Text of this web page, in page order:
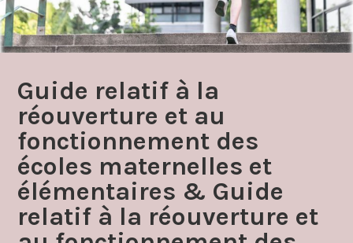
Guide relatif à la
réouverture et au
fonctionnement des
écoles maternelles et
élémentaires & Guide
relatif à la réouverture et